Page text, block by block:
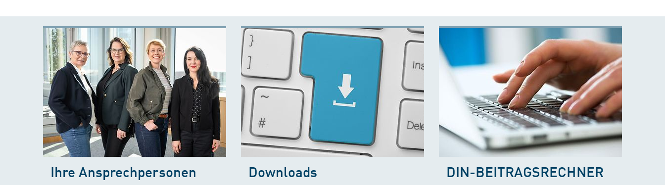
Ihre Ansprechpersonen Downloads DIN-BEITRAGSRECHNER